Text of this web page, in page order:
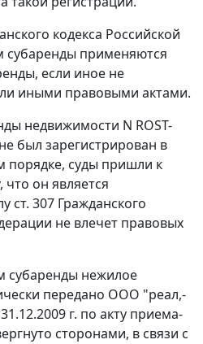
кодекса Российской
субаренды применяются
если иное не
иными правовыми актами.
недвижимости N ROST-
был зарегистрирован в
порядке, суды пришли к
он является
ст. 307 Гражданского
не влечет правовых
субаренды нежилое
передано ООО "реал,-
г. по акту приема-
сторонами, в связи с